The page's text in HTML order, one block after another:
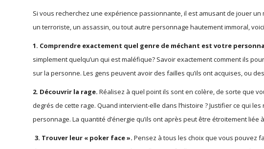
Si vous recherchez une expérience passionnante, il est amusant de jouer
un terroriste, un assassin, ou tout autre personnage hautement immoral,
1. Comprendre exactement quel genre de méchant est votre
simplement quelqu’un qui est maléfique? Savoir exactement comment ils
sur la personne. Les gens peuvent avoir des failles qu’ils ont acquises, ou
2. Découvrir la rage. Réalisez à quel point ils sont en colère, de sorte que
degrés de cette rage. Quand intervient-elle dans l’histoire ? Justifier ce qui
personnage. La quantité d’énergie qu’ils ont après peut être étroitement liée
3. Trouver leur « poker face ». Pensez à tous les choix que vous pouvez